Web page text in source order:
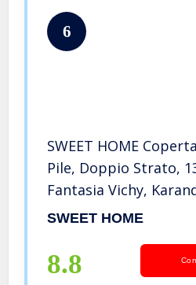
6
SWEET HOME
Pile, Doppio Strato,
Fantasia Vichy,
SWEET HOME
8.8